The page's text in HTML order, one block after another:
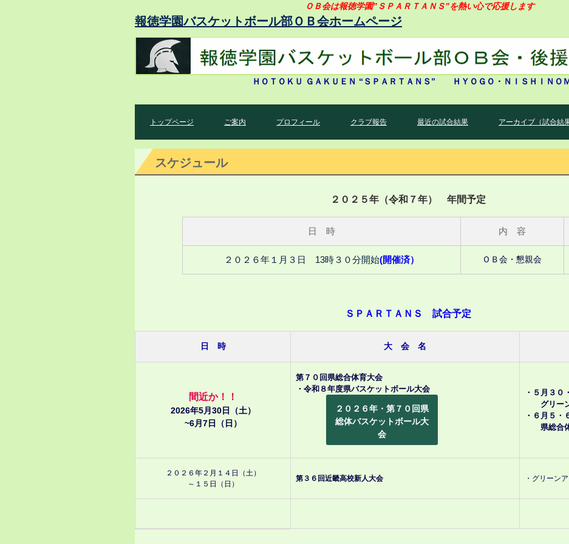
報徳学園バスケットボール部ＯＢ会ホームページ
ＯＢ会は報徳学園”ＳＰＡＲＴＡＮＳ”を熱い心で応援します
ＨＯＴＯＫＵ ＧＡＫＵＥＮ “ＳＰＡＲＴＡＮＳ” ＨＹＯＧＯ・ＮＩＳＨＩＮＯ
トップページ ご案内 プロフィール クラブ報告 最近の試合結果 アーカイブ（試合結果
スケジュール
２０２５年（令和７年） 年間予定
日 時 内 容
２ ０２６年１月 ３日 13時３０分開始(開催済） ＯＢ会・懇親会
ＳＰＡＲＴＡＮＳ 試合予定
日 時 大 会 名
間近か！！
2026年5月30日（土）
~6月7日（日）
第７０回県総合体育大会
・令和８年度県バスケットボール大会
２０２６年・第７０回県
総体バスケットボール大
会
・５月３０
グリーン
・６月５・
県総合体
２０２６年２月１４日（土）
～１５日（日）
第３６回近畿高校新人大会 ・グリーン